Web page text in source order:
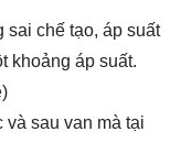
chế tạo, áp suất
khoảng áp suất.
sau van mà tại